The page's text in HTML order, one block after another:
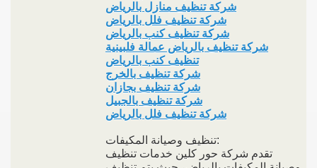
شركة تنظيف منازل بالرياض
شركة تنظيف فلل بالرياض
شركة تنظيف كنب بالرياض
شركة تنظيف بالرياض عمالة فلبينية
تنظيف كنب بالرياض
شركة تنظيف بالخرج
شركة تنظيف بجازان
شركة تنظيف بالجبيل
شركة تنظيف فلل بالرياض
تنظيف وصيانة المكيفات:
تقدم شركة حور كلين خدمات تنظيف